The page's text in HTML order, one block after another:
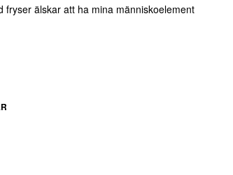
älskar att ha mina människoelement